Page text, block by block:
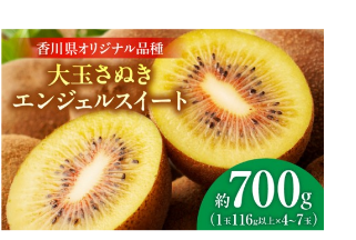
プレゼント 特産品 特産 取り寄せ ふ
るさと 果汁 人気 香川県 三木町 |_m
k006-137